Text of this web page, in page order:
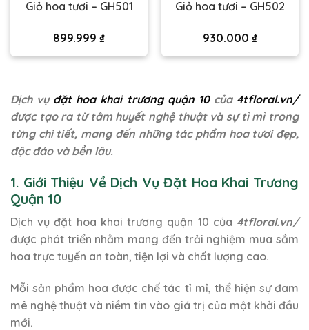
Giỏ hoa tươi – GH501
899.999 ₫
Giỏ hoa tươi – GH502
930.000 ₫
Dịch vụ đặt hoa khai trương quận 10của 4tfloral.vn/
được tạo ra từ tâm huyết nghệ thuật và sự tỉ mỉ trong
từng chi tiết, mang đến những tác phẩm hoa tươi đẹp,
độc đáo và bền lâu.
1. Giới Thiệu Về Dịch Vụ Đặt Hoa Khai Trương
Quận 10
Dịch vụ đặt hoa khai trương quận 10 của 4tfloral.vn/
được phát triển nhằm mang đến trải nghiệm mua sắm
hoa trực tuyến an toàn, tiện lợi và chất lượng cao.
Mỗi sản phẩm hoa được chế tác tỉ mỉ, thể hiện sự đam
mê nghệ thuật và niềm tin vào giá trị của một khởi đầu
mới.